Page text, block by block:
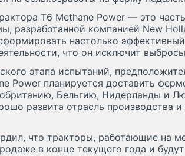
T6 Methane Power — это
разработанной компанией New
настолько
что он исключит
этапа испытаний,
Power планируется доставить
Бельгию, Нидерланды и
развита отрасль производства
что тракторы, работающие на
в конце текущего года и